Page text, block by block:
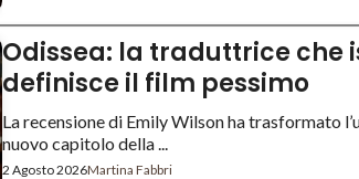
Odissea: la traduttrice che
definisce il film pessimo
La recensione di Emily Wilson ha trasformato
nuovo capitolo della ...
2 Agosto 2026Martina Fabbri